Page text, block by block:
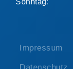
Impressum